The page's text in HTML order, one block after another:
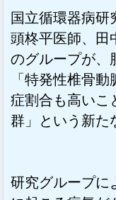
国立循環器病研
頭柊平医師、田
のグループが、
「特発性椎骨
症割合も高いこ
群」という新た
研究グループに